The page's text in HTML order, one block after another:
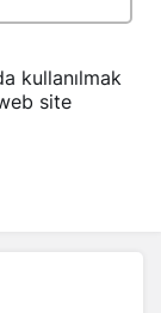
kullanılmak
site